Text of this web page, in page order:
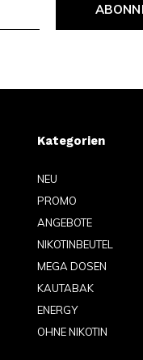
Kategorien
NEU
PROMO
ANGEBOTE
NIKOTINBEUTEL
MEGA DOSEN
KAUTABAK
ENERGY
OHNE NIKOTIN